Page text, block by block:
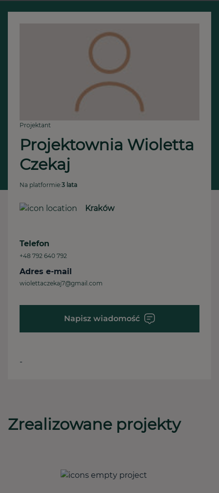
Projektant
Projektownia Wioletta
Czekaj
Na platformie:3 lata
Kraków
Telefon
+48 792 640 792
Adres e-mail
wiolettaczekaj7@gmail.com
Napisz wiadomość
-
Zrealizowane projekty